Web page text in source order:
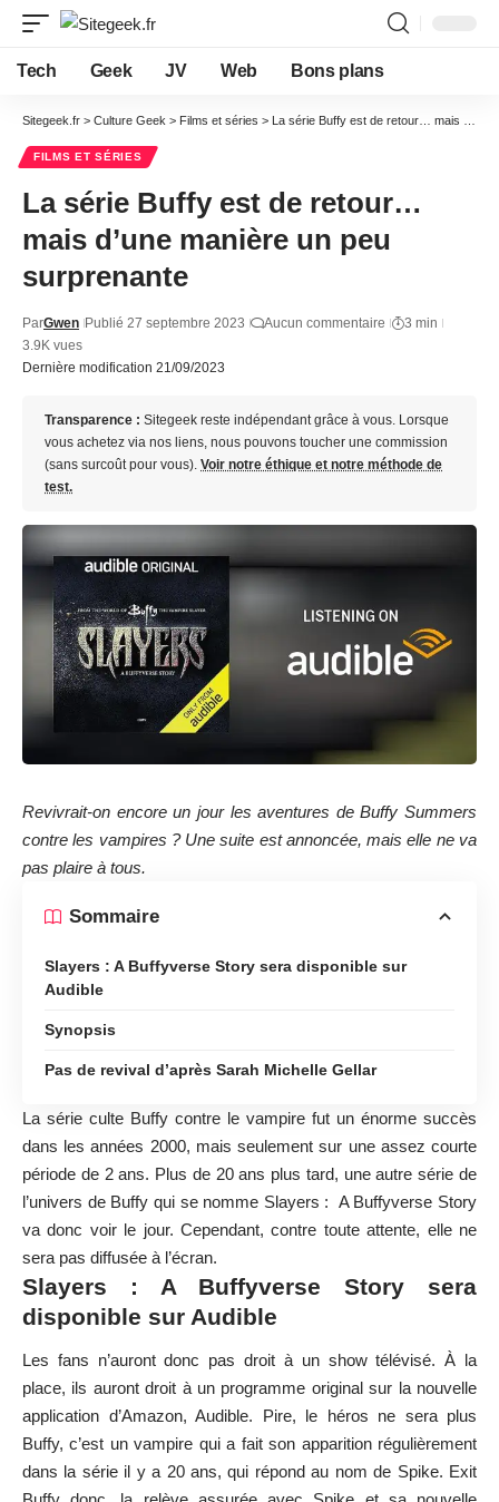
Tech Geek JV Web Bons plans
Sitegeek.fr > Culture Geek > Films et séries > La série Buffy est de retour… mais d’une manière un peu surprenante
FILMS ET SÉRIES
La série Buffy est de retour…
mais d’une manière un peu
surprenante
Dernière modification 21/09/2023
ParGwen Publié 27 septembre 2023 Aucun commentaire
3 min
3.9K vues
Transparence : Sitegeek reste indépendant grâce à vous. Lorsque
vous achetez via nos liens, nous pouvons toucher une commission
(sans surcoût pour vous). Voir notre éthique et notre méthode de
test.
Revivrait-on encore un jour les aventures de Buffy Summers
contre les vampires ? Une suite est annoncée, mais elle ne va
pas plaire à tous.
Sommaire
Slayers : A Buffyverse Story sera disponible sur
Audible
Synopsis
Pas de revival d’après Sarah Michelle Gellar
La série culte Buffy contre le vampire fut un énorme succès
dans les années 2000, mais seulement sur une assez courte
période de 2 ans. Plus de 20 ans plus tard, une autre série de
l’univers de Buffy qui se nomme Slayers : A Buffyverse Story
va donc voir le jour. Cependant, contre toute attente, elle ne
sera pas diffusée à l’écran.
Slayers : A Buffyverse Story sera
disponible sur Audible
Les fans n’auront donc pas droit à un show télévisé. À la
place, ils auront droit à un programme original sur la nouvelle
application d’Amazon, Audible. Pire, le héros ne sera plus
Buffy, c’est un vampire qui a fait son apparition régulièrement
dans la série il y a 20 ans, qui répond au nom de Spike. Exit